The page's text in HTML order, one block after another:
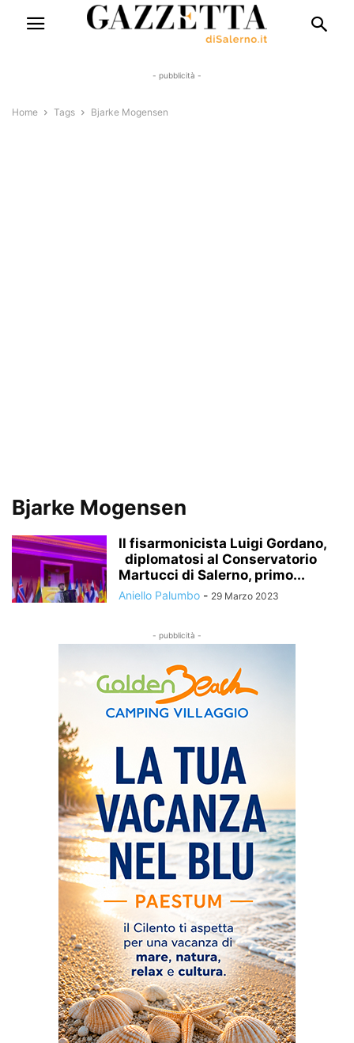
- pubblicità -
Home Tags Bjarke Mogensen
Bjarke Mogensen
Il fisarmonicista Luigi Gordano,
diplomatosi al Conservatorio
Martucci di Salerno, primo...
Aniello Palumbo - 29 Marzo 2023
- pubblicità -